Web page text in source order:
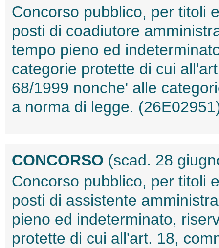
Concorso pubblico, per titoli
posti di coadiutore
tempo pieno ed
categorie protette di cui
68/1999 nonche' alle
a norma di legge.
CONCORSO (scad. 28
Concorso pubblico, per titoli
posti di assistente
pieno ed indeterminato,
protette di cui all'art. 18,